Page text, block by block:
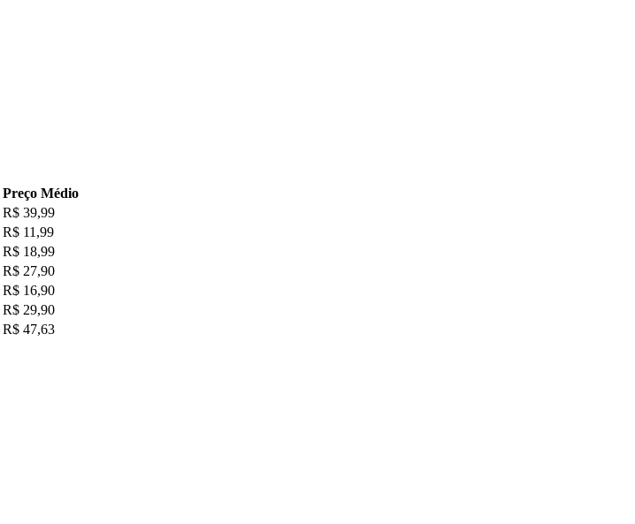
Preço Médio
R$ 39,99
R$ 11,99
R$ 18,99
R$ 27,90
R$ 16,90
R$ 29,90
R$ 47,63